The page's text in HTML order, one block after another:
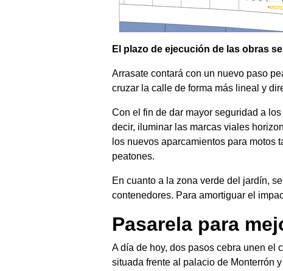
El plazo de ejecución de las obras
Arrasate contará con un nuevo paso
cruzar la calle de forma más lineal y
Con el fin de dar mayor seguridad a
decir, iluminar las marcas viales
los nuevos aparcamientos para
peatones.
En cuanto a la zona verde del jardín,
contenedores. Para amortiguar el
Pasarela para
A día de hoy, dos pasos cebra unen el
situada frente al palacio de Monterrón